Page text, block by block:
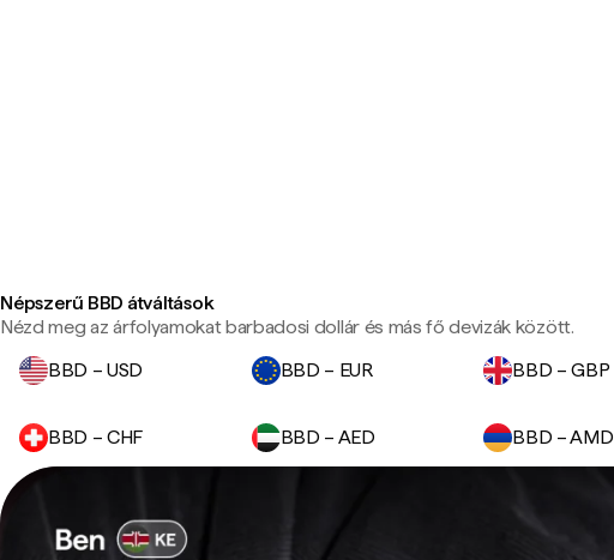
Népszerű BBD átváltások
Nézd meg az árfolyamokat barbadosi dollár és más fő devizák között.
BBD – USD
BBD – EUR BBD – GBP
BBD – CHF BBD – AED BBD – AMD